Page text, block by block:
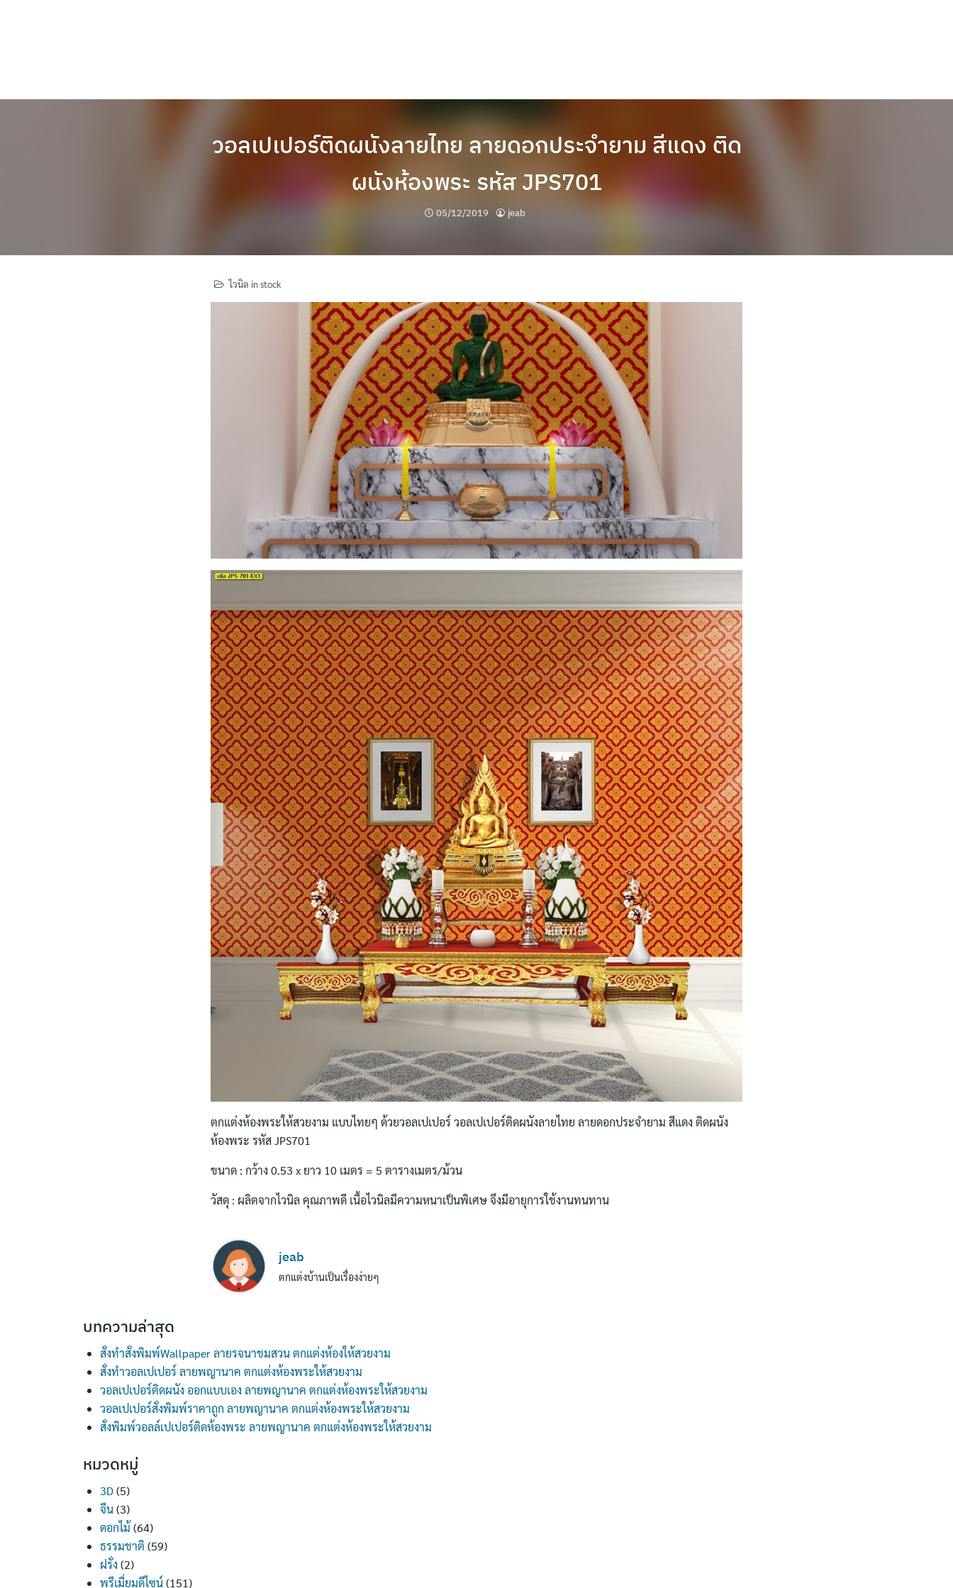
Search
for:
วอลเปเปอร์ติดผนังลายไทย ลายดอกประจำยาม สีแดง ติด
ผนังห้องพระ รหัส JPS701
05/12/2019 jeab
ไวนิล in stock
ตกแต่งห้องพระให้สวยงาม แบบไทยๆ ด้วยวอลเปเปอร์ วอลเปเปอร์ติดผนังลายไทย ลายดอกประจำยาม สีแดง ติดผนัง
ห้องพระ รหัส JPS701
ขนาด : กว้าง 0.53 x ยาว 10 เมตร = 5 ตารางเมตร/ม้วน
วัสดุ : ผลิตจากไวนิล คุณภาพดี เนื้อไวนิลมีความหนาเป็นพิเศษ จึงมีอายุการใช้งานทนทาน
jeab
ตกแต่งบ้านเป็นเรื่องง่ายๆ
บทความล่าสุด
สั่งทำสั่งพิมพ์Wallpaper ลายรจนาชมสวน ตกแต่งห้องให้สวยงาม
สั่งทำวอลเปเปอร์ ลายพญานาค ตกแต่งห้องพระให้สวยงาม
วอลเปเปอร์ติดผนัง ออกแบบเอง ลายพญานาค ตกแต่งห้องพระให้สวยงาม
วอลเปเปอร์สั่งพิมพ์ราคาถูก ลายพญานาค ตกแต่งห้องพระให้สวยงาม
สั่งพิมพ์วอลล์เปเปอร์ติดห้องพระ ลายพญานาค ตกแต่งห้องพระให้สวยงาม
หมวดหมู่
3D(5)
จีน(3)
ดอกไม้(64)
ธรรมชาติ (59)
ฝรั่ง (2)
พรีเมี่ยมดีไซน์(151)